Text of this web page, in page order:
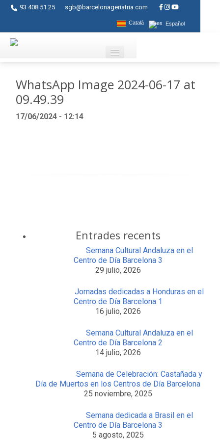
93 408 51 25 sgb@barcelonageriatria.com
Català Español
Servicios
Actividades
WhatsApp Image 2024-06-17 at
09.49.39
17/06/2024 - 12:14
Entrades recents
Semana Cultural Andaluza en el
Centro de Día Barcelona 3
29 julio, 2026
Jornadas dedicadas a Honduras en el
Centro de Día Barcelona 1
16 julio, 2026
Semana Cultural Andaluza en el
Centro de Día Barcelona 2
14 julio, 2026
Semana de Celebración: Castañada y
Día de Muertos en los Centros de Día Barcelona
25 noviembre, 2025
Semana dedicada a Brasil en el
Centro de Día Barcelona 3
5 agosto, 2025